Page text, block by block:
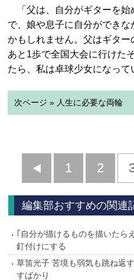
「父は、自分がギターを始
で、娘や息子に自分ができ
かもしれません。父はギター
あと1歩で全国大会に行けた
たら、私は卓球少女になって
次ページ » 人生に必要な両輪
前
へ
1 2
編集部おすすめの関連
｢自分が描けるものを描いた
釘付けにする
草笛光子 苦境も弱気も跳ね返
すばかり